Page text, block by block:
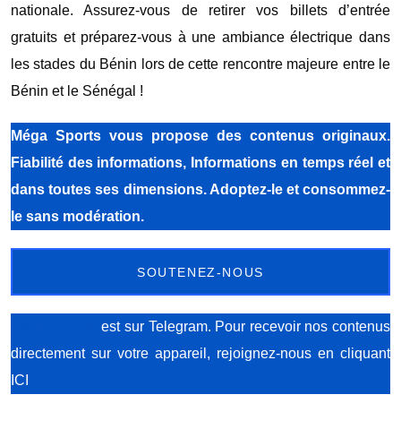
nationale. Assurez-vous de retirer vos billets d’entrée
gratuits et préparez-vous à une ambiance électrique dans
les stades du Bénin lors de cette rencontre majeure entre le
Bénin et le Sénégal !
Méga Sports vous propose des contenus originaux.
Fiabilité des informations, Informations en temps réel et
dans toutes ses dimensions. Adoptez-le et consommez-
le sans modération.
SOUTENEZ-NOUS
est sur Telegram. Pour recevoir nos contenus
directement sur votre appareil, rejoignez-nous en cliquant
ICI